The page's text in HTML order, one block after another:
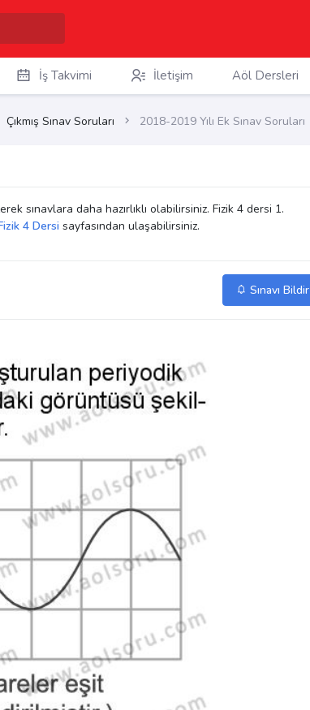
İş Takvimi İletişim Aöl Dersleri
Çıkmış Sınav Soruları 2018-2019 Yılı Ek Sınav Soruları
sınavlara daha hazırlıklı olabilirsiniz. Fizik 4 dersi 1.
4 Dersi sayfasından ulaşabilirsiniz.
Sınavı Bildir